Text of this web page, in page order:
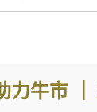
力牛市